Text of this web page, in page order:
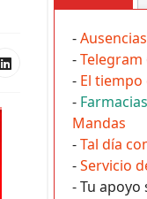
-Ausencias
-Telegram
- El tiempo
-
Mandas
-Tal día
-Servicio
- Tu